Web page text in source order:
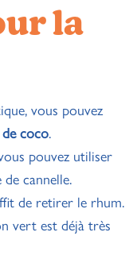
la
vous pouvez
coco.
pouvez utiliser
cannelle.
de retirer le rhum.
vert est déjà très